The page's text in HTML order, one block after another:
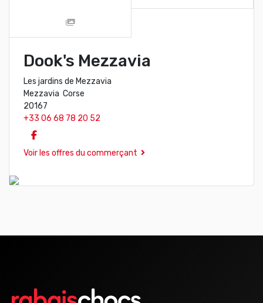
Dook's Mezzavia
Les jardins de Mezzavia
Mezzavia Corse
20167
+33 06 68 78 20 52
Voir les offres du commerçant